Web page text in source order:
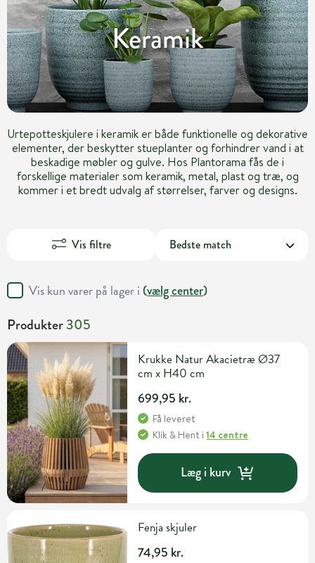
Keramik
Urtepotteskjulere i keramik er både funktionelle og dekorative
elementer, der beskytter stueplanter og forhindrer vand i at
beskadige møbler og gulve. Hos Plantorama fås de i
forskellige materialer som keramik, metal, plast og træ, og
kommer i et bredt udvalg af størrelser, farver og designs.
Vis filtre
Vis kun varer på lager i (vælg center)
Produkter305
Krukke Natur Akacietræ Ø37
cm x H40 cm
699,95 kr.
Få leveret
Klik & Hent i14 centre
Læg i kurv
Fenja skjuler
74,95 kr.